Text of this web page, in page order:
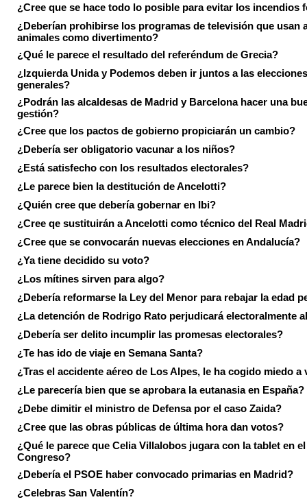
¿Cree que se hace todo lo posible para evitar los incendios
¿Deberían prohibirse los programas de televisión que usan
animales como divertimento?
¿Qué le parece el resultado del referéndum de Grecia?
¿Izquierda Unida y Podemos deben ir juntos a las elecciones
generales?
¿Podrán las alcaldesas de Madrid y Barcelona hacer una
gestión?
¿Cree que los pactos de gobierno propiciarán un cambio?
¿Debería ser obligatorio vacunar a los niños?
¿Está satisfecho con los resultados electorales?
¿Le parece bien la destitución de Ancelotti?
¿Quién cree que debería gobernar en Ibi?
¿Cree qe sustituirán a Ancelotti como técnico del Real
¿Cree que se convocarán nuevas elecciones en Andalucía?
¿Ya tiene decidido su voto?
¿Los mítines sirven para algo?
¿Debería reformarse la Ley del Menor para rebajar la edad
¿La detención de Rodrigo Rato perjudicará electoralmente
¿Debería ser delito incumplir las promesas electorales?
¿Te has ido de viaje en Semana Santa?
¿Tras el accidente aéreo de Los Alpes, le ha cogido miedo a
¿Le parecería bien que se aprobara la eutanasia en España?
¿Debe dimitir el ministro de Defensa por el caso Zaida?
¿Cree que las obras públicas de última hora dan votos?
¿Qué le parece que Celia Villalobos jugara con la tablet en el
Congreso?
¿Debería el PSOE haber convocado primarias en Madrid?
¿Celebras San Valentín?